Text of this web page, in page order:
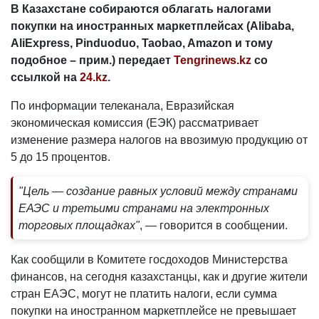
В Казахстане собираются облагать налогами
покупки на иностранных маркетплейсах (Alibaba,
AliExpress, Pinduoduo, Taobao, Amazon и тому
подобное – прим.) передаетTengrinews.kzсо
ссылкой на24.kz.
По информации телеканала, Евразийская
экономическая комиссия (ЕЭК) рассматривает
изменение размера налогов на ввозимую продукцию от
5 до 15 процентов.
"Цель — создание равных условий между странами
ЕАЭС и третьими странами на электронных
торговых площадках", — говорится в сообщении.
Как сообщили в Комитете госдоходов Министерства
финансов, на сегодня казахстанцы, как и другие жители
стран ЕАЭС, могут не платить налоги, если сумма
покупки на иностранном маркетплейсе не превышает